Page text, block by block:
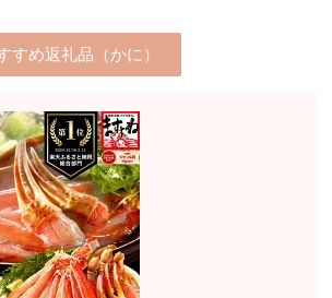
すめ返礼品（かに）